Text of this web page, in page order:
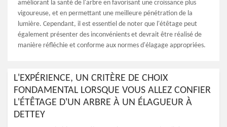
améliorant la santé de l'arbre en favorisant une croissance plus
vigoureuse, et en permettant une meilleure pénétration de la
lumière. Cependant, il est essentiel de noter que l'étêtage peut
également présenter des inconvénients et devrait être réalisé de
manière réfléchie et conforme aux normes d'élagage appropriées.
L'EXPÉRIENCE, UN CRITÈRE DE CHOIX
FONDAMENTAL LORSQUE VOUS ALLEZ CONFIER
L'ÉTÊTAGE D'UN ARBRE À UN ÉLAGUEUR À
DETTEY